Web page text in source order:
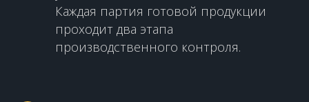
Каждая партия готовой продукции
проходит два этапа
производственного контроля.